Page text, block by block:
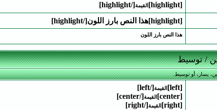
[highlight] القيمة[/highlight]
[highlight]هذا النص بارز اللون[/highlight]
هذا النص بارز اللون
/ توسيط
يسار، أو توسيط.
[left] القيمة[/left]
[center]
القيمة[/center]
[right]
القيمة[/right]